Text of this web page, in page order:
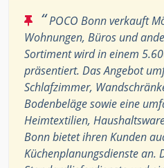
“POCO Bonn verkauft
Wohnungen, Büros und
Sortiment wird in einem
präsentiert. Das Angebot
Schlafzimmer,
Bodenbeläge sowie eine
Heimtextilien,
Bonn bietet ihren Kunden
Küchenplanungsdienste an.